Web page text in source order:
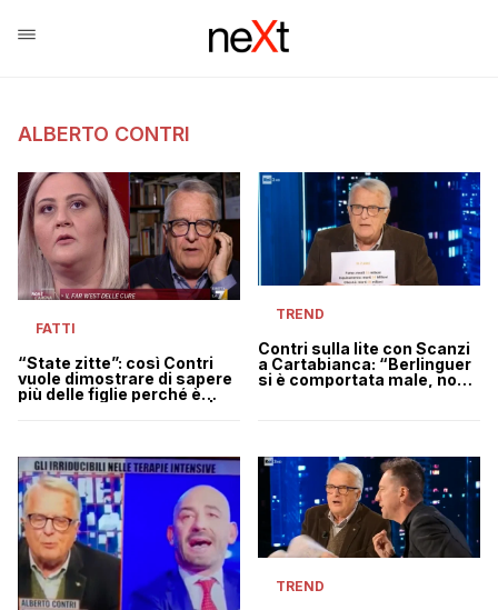
ALBERTO CONTRI
FATTI
“State zitte”: così Contri
vuole dimostrare di sapere
più delle figlie perché è
TREND
Contri sulla lite con Scanzi
a Cartabianca: “Berlinguer
si è comportata male, non
TREND